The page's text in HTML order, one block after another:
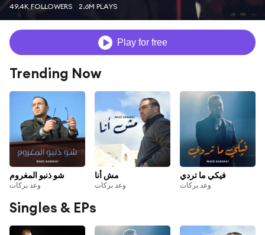
49.4K FOLLOWERS 2.6M PLAYS
Play for free
Trending Now
شو ذنبو المغروم
وعد بركات
مش أنا
وعد بركات
فيكي ما تردي
وعد بركات
Singles & EPs